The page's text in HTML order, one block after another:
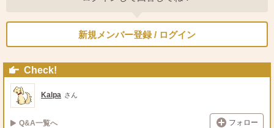
新規メンバー登録 / ログイン
Check!
Kalpa さん
Q&A一覧へ フォロー